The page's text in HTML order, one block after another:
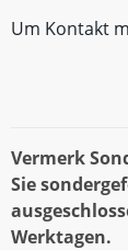
Um Kontakt
Vermerk
Sie
Werktagen.